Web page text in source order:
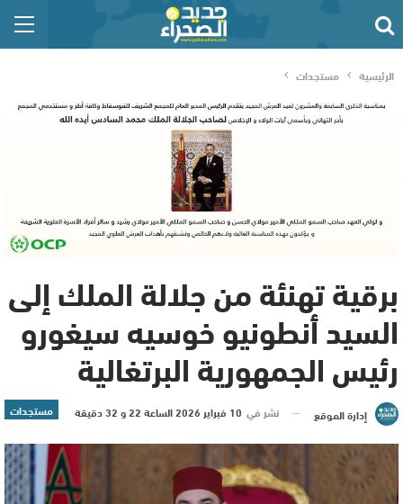
الرئيسية مستجدات
برقية تهنئة من جلالة الملك إلى
السيد أنطونيو خوسيه سيغورو
رئيس الجمهورية البرتغالية
مستجدات إدارة الموقع نشر في 10 فبراير 2026 الساعة 22 و 32 دقيقة